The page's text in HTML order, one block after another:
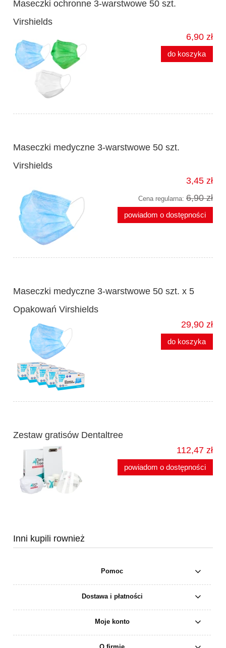
Maseczki ochronne 3-warstwowe 50 szt.
Virshields
6,90 zł
do koszyka
Maseczki medyczne 3-warstwowe 50 szt.
Virshields
3,45 zł
Cena regularna: 6,90 zł
powiadom o dostępności
Maseczki medyczne 3-warstwowe 50 szt. x 5
Opakowań Virshields
29,90 zł
do koszyka
Zestaw gratisów Dentaltree
112,47 zł
powiadom o dostępności
Inni kupili rownież
Pomoc
Dostawa i płatności
Moje konto